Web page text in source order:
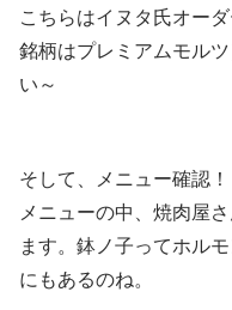
こちらはイヌタ氏オー
銘柄はプレミアムモル
い～
そして、メニュー確認！
メニューの中、焼肉屋
ます。鉢ノ子ってホル
にもあるのね。